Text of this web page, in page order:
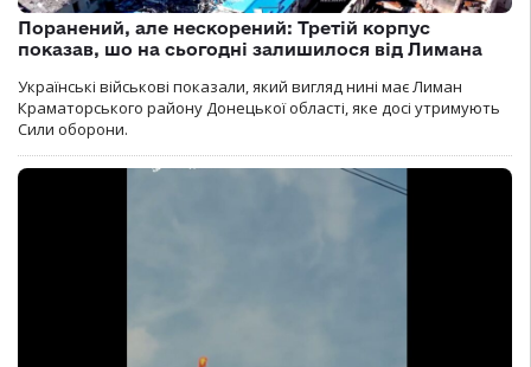
Поранений, але нескорений: Третій корпус
показав, шо на сьогодні залишилося від Лимана
Українські військові показали, який вигляд нині має Лиман
Краматорського району Донецької області, яке досі утримують
Сили оборони.